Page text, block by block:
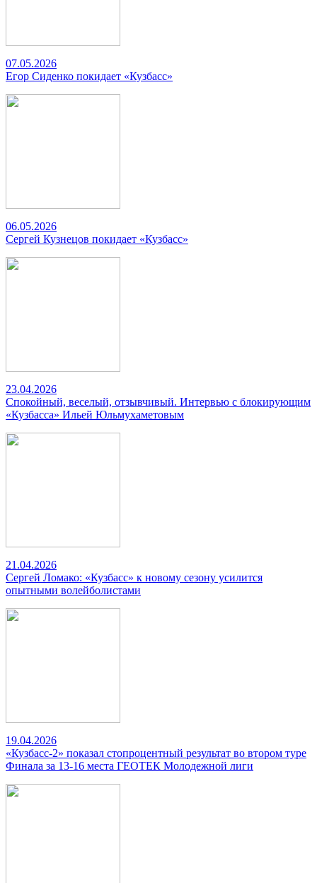
07.05.2026
Егор Сиденко покидает «Кузбасс»
06.05.2026
Сергей Кузнецов покидает «Кузбасс»
23.04.2026
Спокойный, веселый, отзывчивый. Интервью с блокирующим
«Кузбасса» Ильей Юльмухаметовым
21.04.2026
Сергей Ломако: «Кузбасс» к новому сезону усилится
опытными волейболистами
19.04.2026
«Кузбасс-2» показал стопроцентный результат во втором туре
Финала за 13-16 места ГЕОТЕК Молодежной лиги